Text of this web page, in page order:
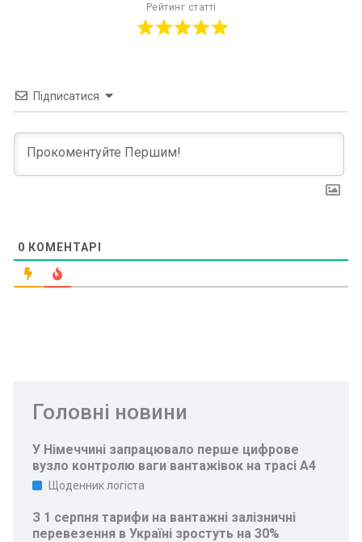
Рейтинг статті
Підписатися
0 КОМЕНТАРІ
Головні новини
У Німеччині запрацювало перше цифрове
вузло контролю ваги вантажівок на трасі A4
Щоденник логіста
З 1 серпня тарифи на вантажні залізничні
перевезення в Україні зростуть на 30%